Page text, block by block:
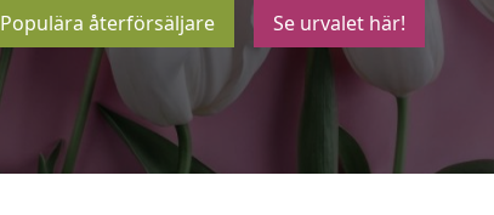
Populära återförsäljare Se urvalet här!